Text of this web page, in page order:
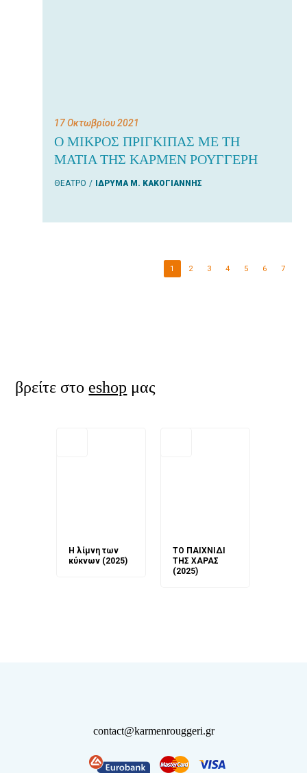
17 Οκτωβρίου 2021
Ο ΜΙΚΡΟΣ ΠΡΙΓΚΙΠΑΣ ΜΕ ΤΗ
ΜΑΤΙΑ ΤΗΣ ΚΑΡΜΕΝ ΡΟΥΓΓΕΡΗ
ΘΕΑΤΡΟ ΙΔΡΥΜΑ Μ. ΚΑΚΟΓΙΑΝΝΗΣ
1 2 3 4 5 6 7
βρείτε στο eshop μας
Η λίμνη των
κύκνων (2025)
ΤΟ ΠΑΙΧΝΙΔΙ
ΤΗΣ ΧΑΡΑΣ
(2025)
contact@karmenrouggeri.gr